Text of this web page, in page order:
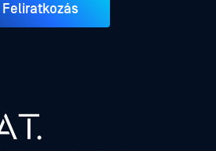
Feliratkozás